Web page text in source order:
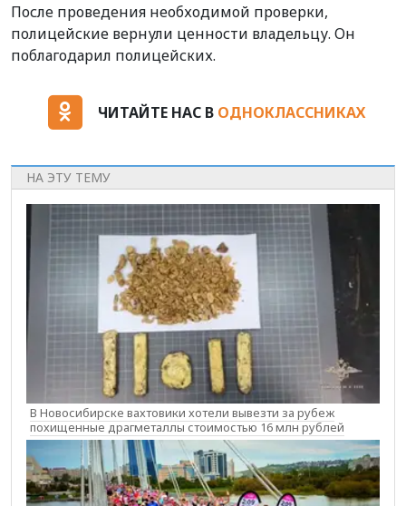
После проведения необходимой проверки,
полицейские вернули ценности владельцу. Он
поблагодарил полицейских.
ЧИТАЙТЕ НАС В ОДНОКЛАССНИКАХ
НА ЭТУ ТЕМУ
В Новосибирске вахтовики хотели вывезти за рубеж
похищенные драгметаллы стоимостью 16 млн рублей